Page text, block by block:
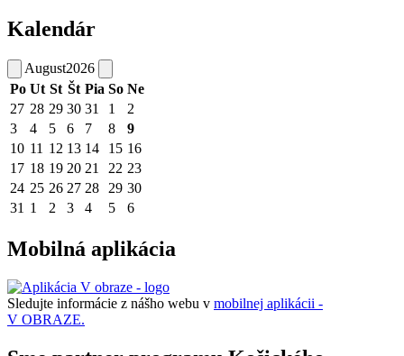
Kalendár
August2026
Po Ut St Št Pia So Ne
27 28 29 30 31 1
2
3
4 5 6 7 8
9
10 11 12 13 14 15 16
17 18 19 20 21 22 23
24 25 26 27 28 29 30
31 1 2 3 4 5 6
Mobilná aplikácia
Sledujte informácie z nášho webu v mobilnej aplikácii -
V OBRAZE.